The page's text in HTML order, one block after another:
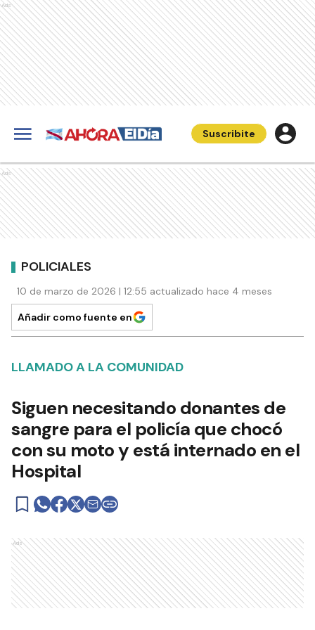
Ads
Suscribite
Ads
POLICIALES
10 de marzo de 2026 | 12:55 actualizado hace 4 meses
Añadir como fuente en
LLAMADO A LA COMUNIDAD
Siguen necesitando donantes de
sangre para el policía que chocó
con su moto y está internado en el
Hospital
Ads